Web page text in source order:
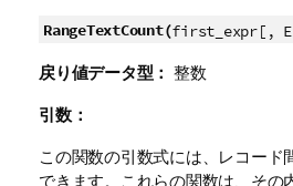
RangeTextCount(first_expr[,
戻り値データ型： 整数
引数：
この関数の引数式には、レコード
できます。これらの関数は、その